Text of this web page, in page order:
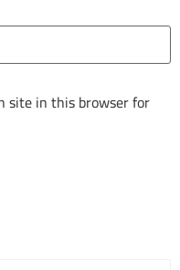
site in this browser for